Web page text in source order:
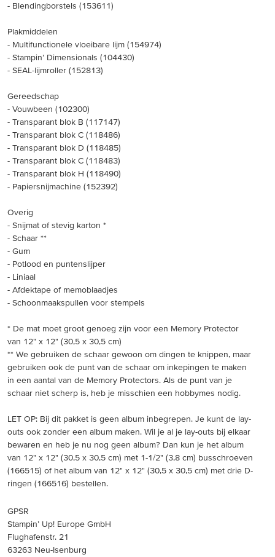
- Blendingborstels (153611)
Plakmiddelen
- Multifunctionele vloeibare lijm (154974)
- Stampin’ Dimensionals (104430)
- SEAL-lijmroller (152813)
Gereedschap
- Vouwbeen (102300)
- Transparant blok B (117147)
- Transparant blok C (118486)
- Transparant blok D (118485)
- Transparant blok C (118483)
- Transparant blok H (118490)
- Papiersnijmachine (152392)
Overig
- Snijmat of stevig karton *
- Schaar **
- Gum
- Potlood en puntenslijper
- Liniaal
- Afdektape of memoblaadjes
- Schoonmaakspullen voor stempels
* De mat moet groot genoeg zijn voor een Memory Protector
van 12" x 12" (30,5 x 30,5 cm)
** We gebruiken de schaar gewoon om dingen te knippen, maar
gebruiken ook de punt van de schaar om inkepingen te maken
in een aantal van de Memory Protectors. Als de punt van je
schaar niet scherp is, heb je misschien een hobbymes nodig.
LET OP: Bij dit pakket is geen album inbegrepen. Je kunt de lay-
outs ook zonder een album maken. Wil je al je lay-outs bij elkaar
bewaren en heb je nu nog geen album? Dan kun je het album
van 12" x 12" (30,5 x 30,5 cm) met 1-1/2" (3,8 cm) busschroeven
(166515) of het album van 12" x 12" (30,5 x 30,5 cm) met drie D-
ringen (166516) bestellen.
GPSR
Stampin’ Up! Europe GmbH
Flughafenstr. 21
63263 Neu-Isenburg